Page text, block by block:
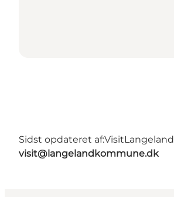
Sidst opdateret af:VisitLangeland
visit@langelandkommune.dk